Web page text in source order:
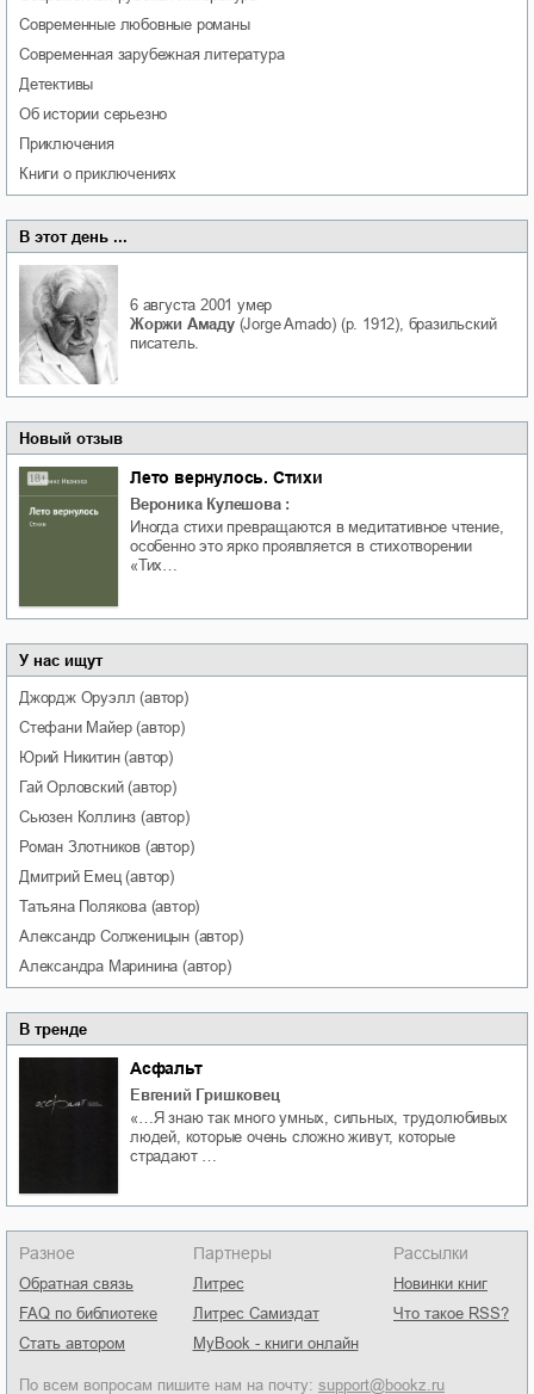
современные любовные романы
современная зарубежная литература
детективы
об истории серьезно
приключения
книги о приключениях
В этот день ...
6 августа 2001 умер
Жоржи Амаду(Jorge Amado) (р. 1912), бразильский
писатель.
Новый отзыв
Лето вернулось. Стихи
Вероника Кулешова :
Иногда стихи превращаются в медитативное чтение,
особенно это ярко проявляется в стихотворении
«Тих…
У нас ищут
Джордж Оруэлл (автор)
Стефани Майер(автор)
Юрий Никитин(автор)
Гай Орловский(автор)
Сьюзен Коллинз (автор)
Роман Злотников (автор)
Дмитрий Емец(автор)
Татьяна Полякова(автор)
Александр Солженицын (автор)
Александра Маринина (автор)
В тренде
Асфальт
Евгений Гришковец
«…Я знаю так много умных, сильных, трудолюбивых
людей, которые очень сложно живут, которые
страдают …
Разное
Обратная связь
FAQ по библиотеке
Стать автором
Партнеры
Литрес
Литрес Самиздат
MyBook - книги онлайн
Рассылки
Новинки книг
Что такое RSS?
По всем вопросам пишите нам на почту: support@bookz.ru